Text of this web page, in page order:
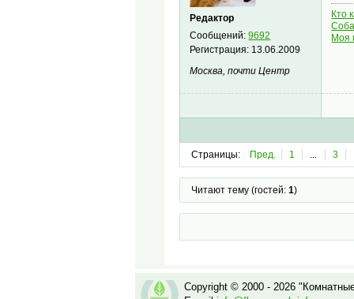
Редактор
Сообщений:9692
Регистрация: 13.06.2009
Москва, почти Центр
Кто
Моя
Страницы: Пред. 1 ... 3
Читают тему (гостей: 1)
Copyright © 2000 - 2026